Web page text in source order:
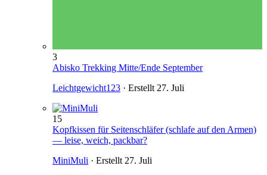
3
Abisko Trekking Mitte/Ende September
Leichtgewicht123 · Erstellt 27. Juli
15
Kopfkissen für Seitenschläfer (schlafe auf den Armen)
— leise, weich, packbar?
MiniMuli · Erstellt 27. Juli